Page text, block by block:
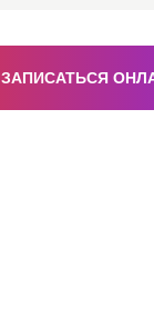
ЗАПИСАТЬСЯ